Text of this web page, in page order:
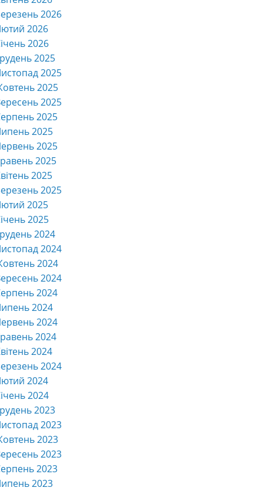
2026
2026
2026
2025
2025
2025
2025
2025
2025
2025
2025
2025
2025
2025
2025
2024
2024
2024
2024
2024
2024
2024
2024
2024
2024
2024
2024
2023
2023
2023
2023
2023
2023